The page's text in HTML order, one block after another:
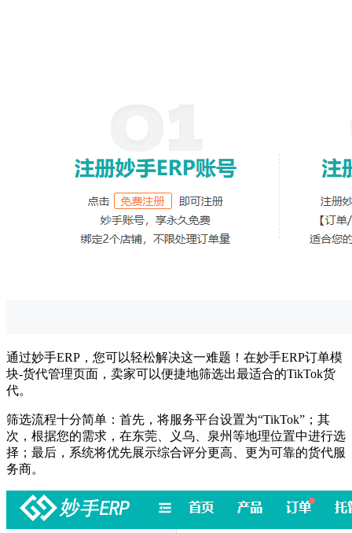
通过妙手ERP，您可以轻松解决这一难题！在妙手ERP订单模
块-货代管理页面，卖家可以便捷地筛选出最适合的TikTok货
代。
筛选流程十分简单：首先，将服务平台设置为“TikTok”；其
次，根据您的需求，在东莞、义乌、泉州等地理位置中进行选
择；最后，系统将优先展示综合评分更高、更为可靠的货代服
务商。